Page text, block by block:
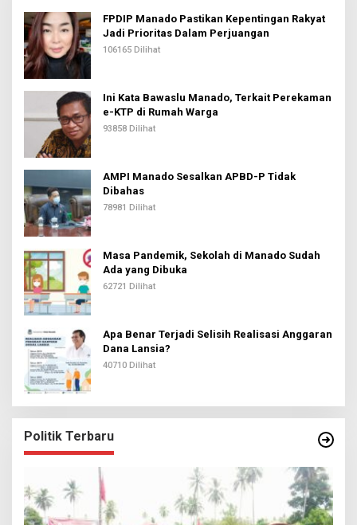
FPDIP Manado Pastikan Kepentingan Rakyat
Jadi Prioritas Dalam Perjuangan
106165 Dilihat
Ini Kata Bawaslu Manado, Terkait Perekaman
e-KTP di Rumah Warga
93858 Dilihat
AMPI Manado Sesalkan APBD-P Tidak
Dibahas
78981 Dilihat
Masa Pandemik, Sekolah di Manado Sudah
Ada yang Dibuka
62721 Dilihat
Apa Benar Terjadi Selisih Realisasi Anggaran
Dana Lansia?
40710 Dilihat
Politik Terbaru